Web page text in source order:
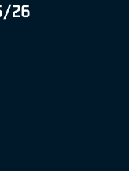
26